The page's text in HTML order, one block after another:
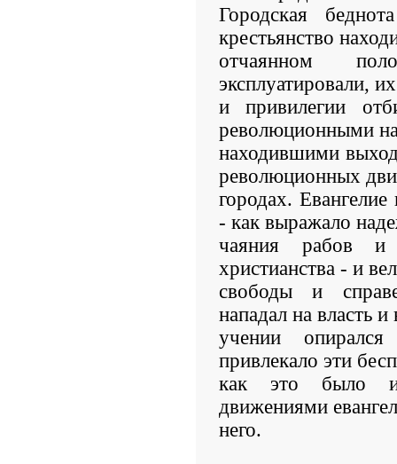
Городская
крестьянство
отчаянном
эксплуатировали,
и привилегии
революционными
находившими
революционных
городах.
- как выражало
чаяния рабов и
христианства - и
свободы и
нападал на власть и
учении
привлекало эти
как это было и
движениями
него.